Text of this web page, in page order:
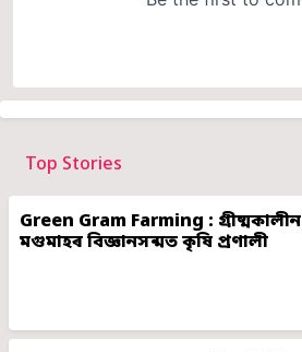
Top Stories
Green Gram Farming : গ্ৰীষ্মকালীন
মগুমাহৰ বিজ্ঞানসন্মত কৃষি প্ৰণালী